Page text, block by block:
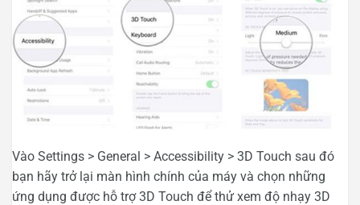
Vào Settings > General > Accessibility > 3D Touch sau đó
bạn hãy trở lại màn hình chính của máy và chọn những
ứng dụng được hỗ trợ 3D Touch để thử xem độ nhạy 3D